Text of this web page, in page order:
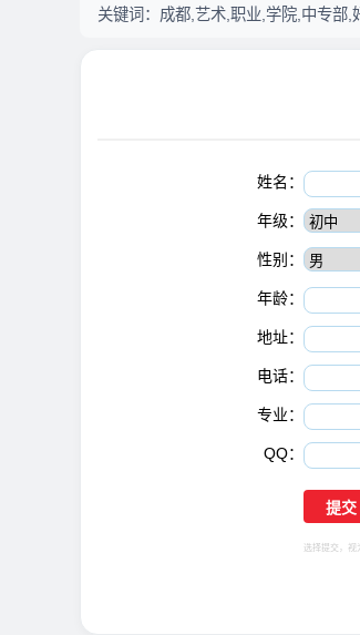
关键词： 成都,艺术,职业,学院,中专部,
姓名：
年级：
性别：
年龄：
地址：
电话：
专业：
QQ：
选择提交，视